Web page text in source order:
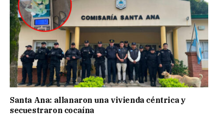
Santa Ana: allanaron una vivienda céntrica y
secuestraron cocaína